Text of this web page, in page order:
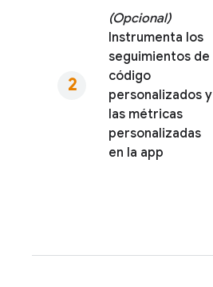
(Opcional)
Instrumenta los
seguimientos de
código
personalizados y
las métricas
personalizadas
en la app